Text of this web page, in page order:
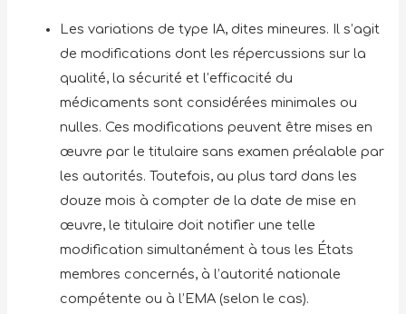
Les variations de type IA, dites mineures. Il s’agit
de modifications dont les répercussions sur la
qualité, la sécurité et l’efficacité du
médicaments sont considérées minimales ou
nulles. Ces modifications peuvent être mises en
œuvre par le titulaire sans examen préalable par
les autorités. Toutefois, au plus tard dans les
douze mois à compter de la date de mise en
œuvre, le titulaire doit notifier une telle
modification simultanément à tous les États
membres concernés, à l’autorité nationale
compétente ou à l’EMA (selon le cas).